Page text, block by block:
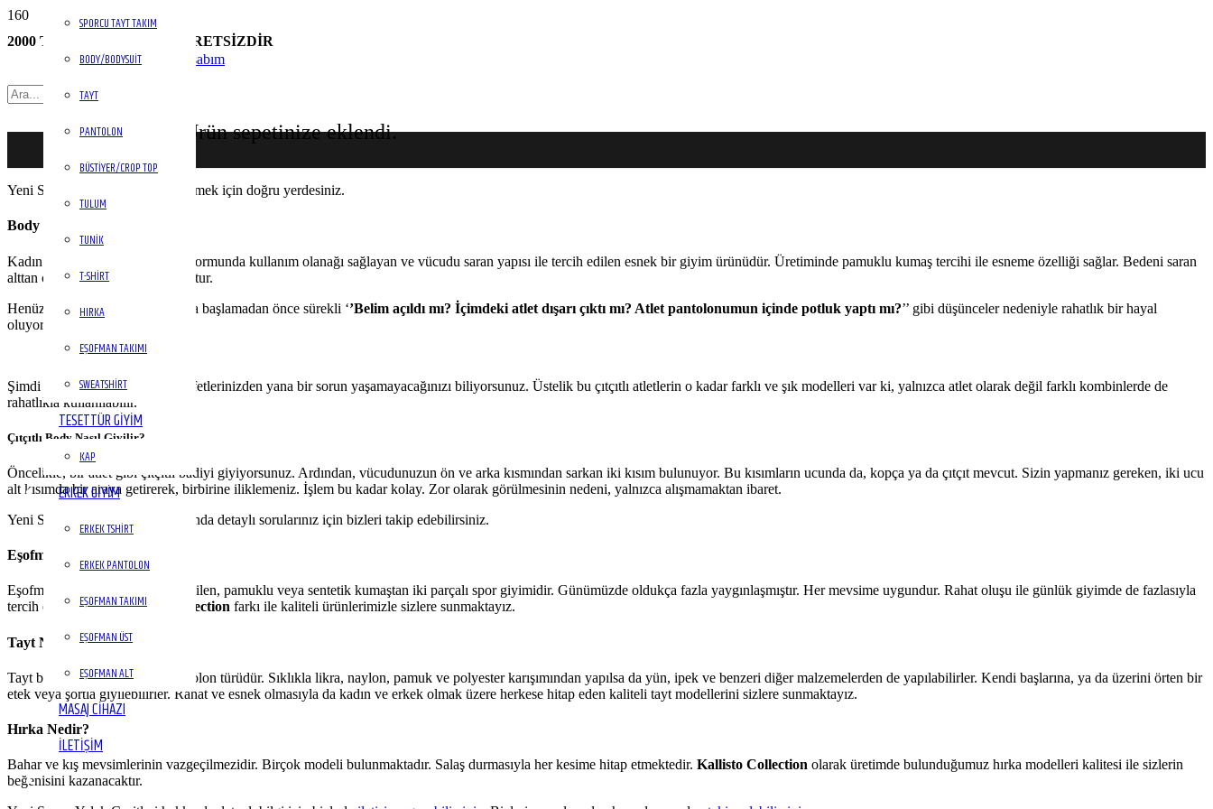
2000 TL ÜZERİ KARGO ÜCRETSİZDİR
Hesabım
Ürünsepetinize eklendi.
SPORCU TAYT TAKIM
BODY/BODYSUIT
TAYT
PANTOLON
BÜSTIYER/CROP TOP
TULUM
TUNIK
T-SHIRT
HIRKA
EŞOFMAN TAKIMI
SWEATSHIRT
TESETTÜR GİYİM
KAP
ERKEK GİYİM
ERKEK TSHIRT
ERKEK PANTOLON
EŞOFMAN TAKIMI
EŞOFMAN ÜST
EŞOFMAN ALT
MASAJ CIHAZI
İLETIŞIM
Yeni Sezon Yelek Çeşitleri öğrenmek için doğru yerdesiniz.
Body Nedir?
Kadın body modelleri tek parça formunda kullanım olanağı sağlayan ve vücudu saran yapısı ile tercih edilen esnek bir giyim ürünüdür. Üretiminde pamuklu kumaş tercihi ile esneme özelliği sağlar. Bedeni saran
alttan çıtçıtlı modelleri de mevcuttur.
Henüz, bu kadar sık kullanılmaya başlamadan önce sürekli ‘’Belim açıldı mı? İçimdeki atlet dışarı çıktı mı? Atlet pantolonumun içinde potluk yaptı mı?’’ gibi düşünceler nedeniyle rahatlık bir hayal
oluyordu.
Şimdi ise; takla atsanız dahi kıyafetlerinizden yana bir sorun yaşamayacağınızı biliyorsunuz. Üstelik bu çıtçıtlı atletlerin o kadar farklı ve şık modelleri var ki, yalnızca atlet olarak değil farklı kombinlerde de
rahatlıkla kullanılabilir.
Çıtçıtlı Body Nasıl Giyilir?
Öncelikle, bir atlet gibi çıtçıtlı badiyi giyiyorsunuz. Ardından, vücudunuzun ön ve arka kısmından sarkan iki kısım bulunuyor. Bu kısımların ucunda da, kopça ya da çıtçıt mevcut. Sizin yapmanız gereken, iki ucu
alt kısımda bir araya getirerek, birbirine iliklemeniz. İşlem bu kadar kolay. Zor olarak görülmesinin nedeni, yalnızca alışmamaktan ibaret.
Yeni Sezon Yelek Çeşitleri hakkında detaylı sorularınız için bizleri takip edebilirsiniz.
Eşofman Nedir?
Eşofman, spor çalışmalarında giyilen, pamuklu veya sentetik kumaştan iki parçalı spor giyimidir. Günümüzde oldukça fazla yaygınlaşmıştır. Her mevsime uygundur. Rahat oluşu ile günlük giyimde de fazlasıyla
tercih edilmektedir.Kallisto Collection farkı ile kaliteli ürünlerimizle sizlere sunmaktayız.
Tayt Nedir?
Tayt bacakları sıkı saran bir pantolon türüdür. Sıklıkla likra, naylon, pamuk ve polyester karışımından yapılsa da yün, ipek ve benzeri diğer malzemelerden de yapılabilirler. Kendi başlarına, ya da üzerini örten bir
etek veya şortla giyilebilirler. Rahat ve esnek olmasıyla da kadın ve erkek olmak üzere herkese hitap eden kaliteli tayt modellerini sizlere sunmaktayız.
Hırka Nedir?
Bahar ve kış mevsimlerinin vazgeçilmezidir. Birçok modeli bulunmaktadır. Salaş durmasıyla her kesime hitap etmektedir. Kallisto Collection olarak üretimde bulunduğumuz hırka modelleri kalitesi ile sizlerin
beğenisini kazanacaktır.